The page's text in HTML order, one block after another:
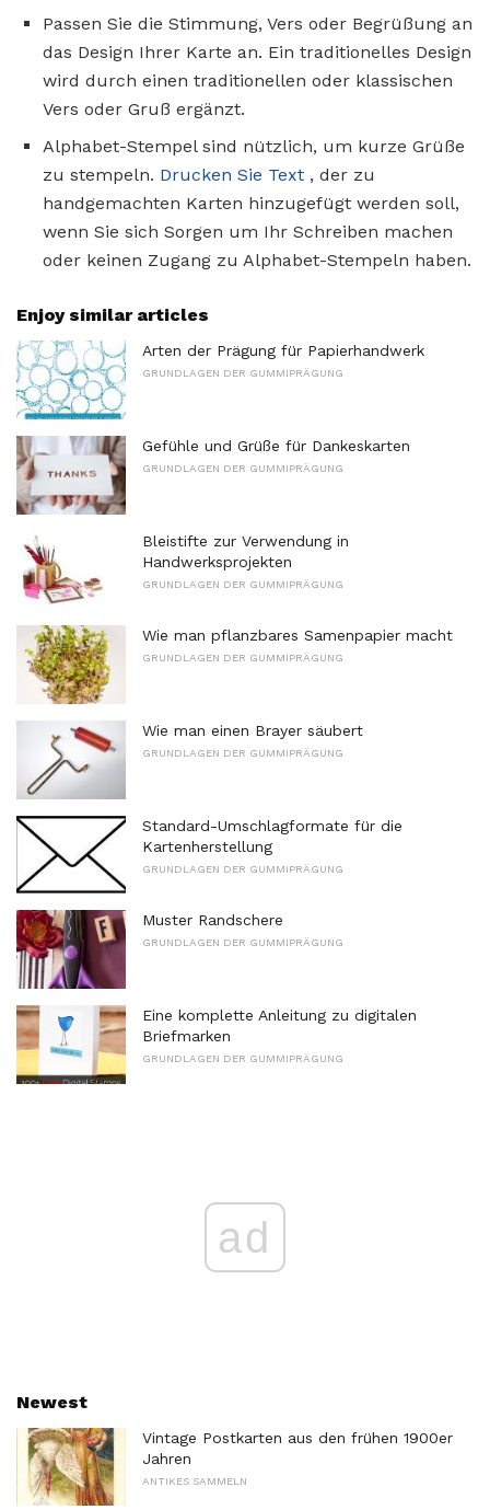
Passen Sie die Stimmung, Vers oder Begrüßung an
das Design Ihrer Karte an. Ein traditionelles Design
wird durch einen traditionellen oder klassischen
Vers oder Gruß ergänzt.
Alphabet-Stempel sind nützlich, um kurze Grüße
zu stempeln. Drucken Sie Text , der zu
handgemachten Karten hinzugefügt werden soll,
wenn Sie sich Sorgen um Ihr Schreiben machen
oder keinen Zugang zu Alphabet-Stempeln haben.
Enjoy similar articles
Arten der Prägung für Papierhandwerk
GRUNDLAGEN DER GUMMIPRÄGUNG
Gefühle und Grüße für Dankeskarten
GRUNDLAGEN DER GUMMIPRÄGUNG
Bleistifte zur Verwendung in
Handwerksprojekten
GRUNDLAGEN DER GUMMIPRÄGUNG
Wie man pflanzbares Samenpapier macht
GRUNDLAGEN DER GUMMIPRÄGUNG
Wie man einen Brayer säubert
GRUNDLAGEN DER GUMMIPRÄGUNG
Standard-Umschlagformate für die
Kartenherstellung
GRUNDLAGEN DER GUMMIPRÄGUNG
Muster Randschere
GRUNDLAGEN DER GUMMIPRÄGUNG
Eine komplette Anleitung zu digitalen
Briefmarken
GRUNDLAGEN DER GUMMIPRÄGUNG
ad
Newest
Vintage Postkarten aus den frühen 1900er
Jahren
ANTIKES SAMMELN